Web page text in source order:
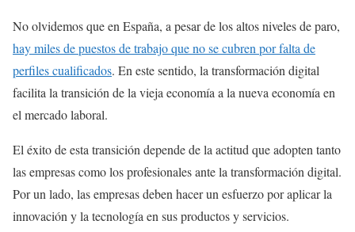
No olvidemos que en España, a pesar de los altos niveles de paro,
hay miles de puestos de trabajo que no se cubren por falta de
perfiles cualificados. En este sentido, la transformación digital
facilita la transición de la vieja economía a la nueva economía en
el mercado laboral.
El éxito de esta transición depende de la actitud que adopten tanto
las empresas como los profesionales ante la transformación digital.
Por un lado, las empresas deben hacer un esfuerzo por aplicar la
innovación y la tecnología en sus productos y servicios.